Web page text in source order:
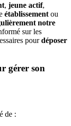
, jeune actif,
établissement ou
notre
sur les
pourdéposer
gérer son
de :